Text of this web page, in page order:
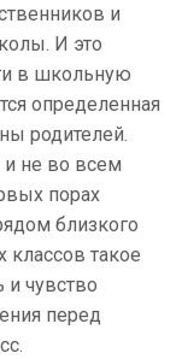
и
И это
в школьную
определенная
родителей.
и не во всем
порах
близкого
такое
и чувство
перед